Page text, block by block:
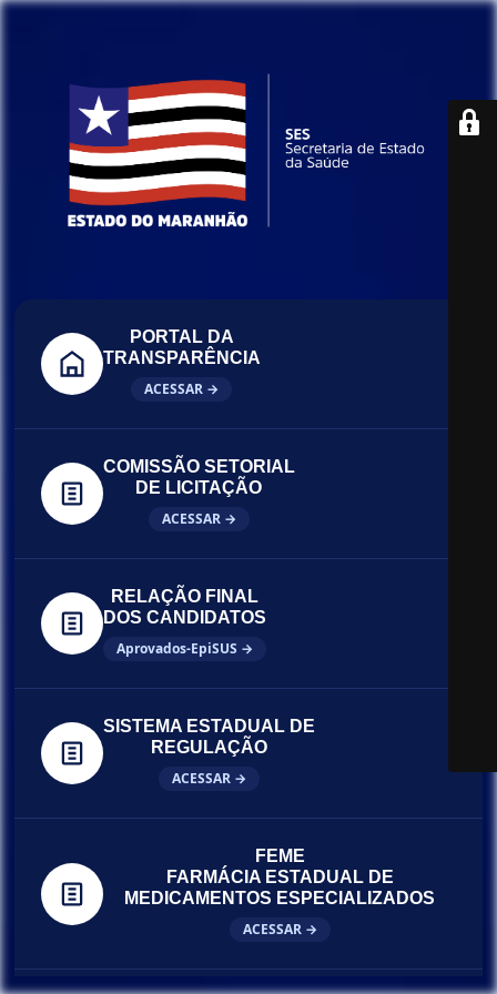
PORTAL DA
TRANSPARÊNCIA
ACESSAR →
COMISSÃO SETORIAL
DE LICITAÇÃO
ACESSAR →
RELAÇÃO FINAL
DOS CANDIDATOS
Aprovados-EpiSUS →
SISTEMA ESTADUAL DE
REGULAÇÃO
ACESSAR →
FEME
FARMÁCIA ESTADUAL DE
MEDICAMENTOS ESPECIALIZADOS
ACESSAR →